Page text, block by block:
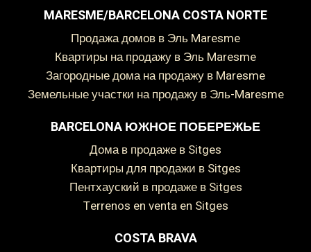
MARESME/BARCELONA COSTA NORTE
Продажа домов в Эль Maresme
Квартиры на продажу в Эль Maresme
Загородные дома на продажу в Maresme
Земельные участки на продажу в Эль-Maresme
BARCELONA ЮЖНОЕ ПОБЕРЕЖЬЕ
дома в продаже в Sitges
Квартиры для продажи в Sitges
пентхауский в продаже в Sitges
Terrenos en venta en Sitges
COSTA BRAVA
Сохранить настройки Принять все